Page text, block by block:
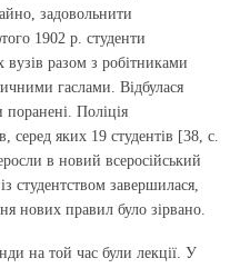
задовольнити
1902 р. студенти
вузів разом з робітниками
гаслами. Відбулася
поранені. Поліція
серед яких 19 студентів [38, с.
в новий всеросійський
студентством завершилася,
нових правил було зірвано.
на той час були лекції. У